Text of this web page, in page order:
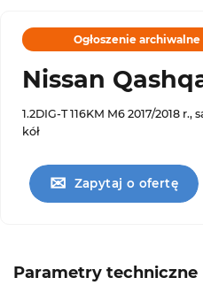
Ogłoszenie archiwalne
Nissan
1.2DIG-T 116KM M6 2017/2018
kół
✉ Zapytaj o ofertę
Parametry techniczne